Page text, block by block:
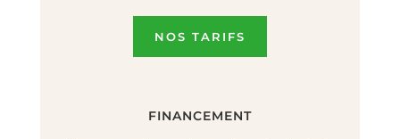
NOS TARIFS
FINANCEMENT